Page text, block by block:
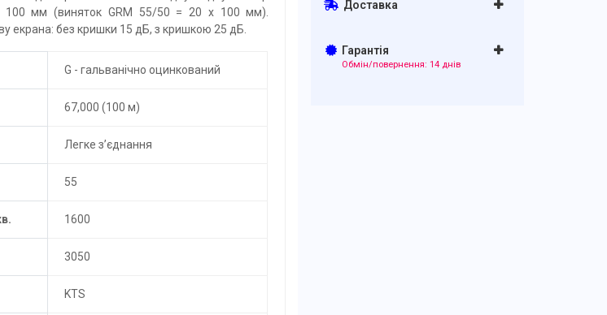
100 мм (виняток GRM 55/50 = 20 x 100 мм).
екрана: без кришки 15 дБ, з кришкою 25 дБ.
G - гальванічно оцинкований
67,000 (100 м)
Легке з’єднання
55
1600
3050
KTS
Доставка
Гарантія
Обмін/повернення: 14 днів